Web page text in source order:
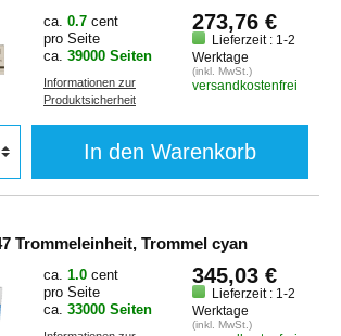
ca. 0.7 cent
pro Seite
ca. 39000 Seiten
Informationen zur
Produktsicherheit
273,76 €
Lieferzeit : 1-2
Werktage
(inkl. MwSt.)
versandkostenfrei
In den Warenkorb
Trommeleinheit, Trommel cyan
ca. 1.0 cent
pro Seite
ca. 33000 Seiten
345,03 €
Lieferzeit : 1-2
Werktage
(inkl. MwSt.)